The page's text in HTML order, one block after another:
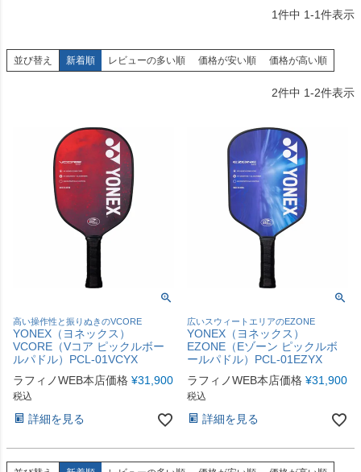
1件中 1-1件表示
並び替え 新着順 レビューの多い順 価格が安い順 価格が高い順
2件中 1-2件表示
高い操作性と振りぬきのVCORE
YONEX（ヨネックス）
VCORE（Vコア ピックルボー
ルパドル）PCL-01VCYX
ラフィノWEB本店価格 ¥31,900
税込
詳細を見る
広いスウィートエリアのEZONE
YONEX（ヨネックス）
EZONE（Eゾーン ピックルボ
ールパドル）PCL-01EZYX
ラフィノWEB本店価格 ¥31,900
税込
詳細を見る